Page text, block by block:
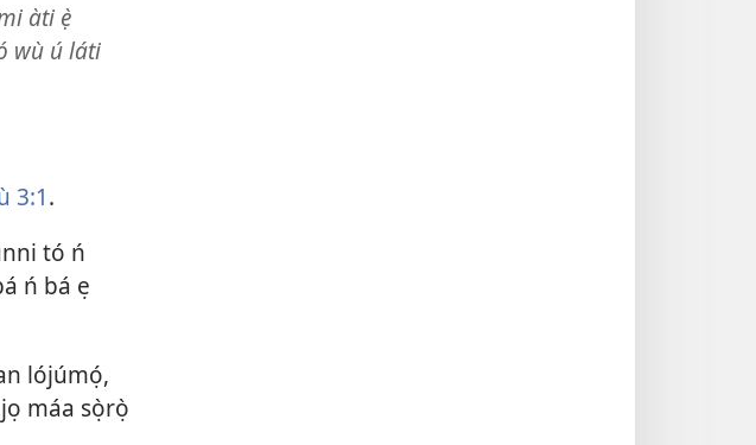
àti ẹ̀
wù ú láti
3:1.
tó ń
ń bá ẹ
lójúmọ́,
máa sọ̀rọ̀